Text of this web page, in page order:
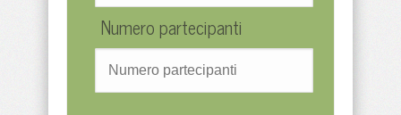
Numero partecipanti